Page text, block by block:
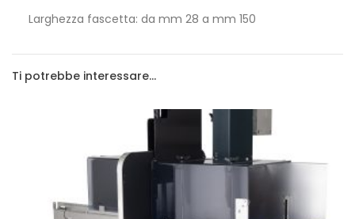
Larghezza fascetta: da mm 28 a mm 150
Ti potrebbe interessare…